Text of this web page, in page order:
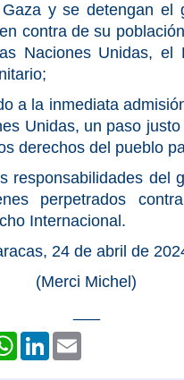
y se detengan el
contra de su
Naciones Unidas, el
a la inmediata
Unidas, un paso
derechos del pueblo
responsabilidades del
perpetrados
Internacional.
24 de abril de
(Merci Michel)
WhatsAppLinkedIn